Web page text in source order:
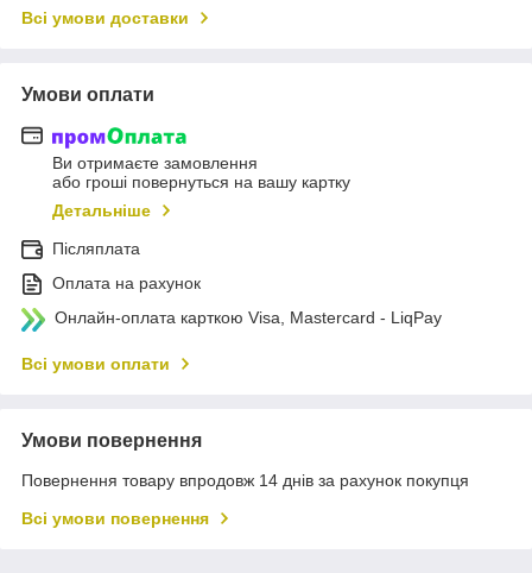
Всі умови доставки
Умови оплати
Ви отримаєте замовлення
або гроші повернуться на вашу картку
Детальніше
Післяплата
Оплата на рахунок
Онлайн-оплата карткою Visa, Mastercard - LiqPay
Всі умови оплати
Умови повернення
Повернення товару впродовж 14 днів за рахунок покупця
Всі умови повернення